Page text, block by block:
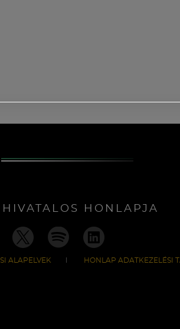
HONLAPJA
ALAPELVEK HONLAP ADATKEZELÉSI